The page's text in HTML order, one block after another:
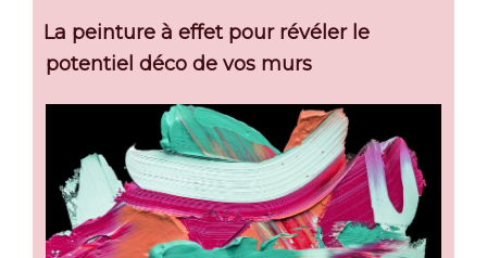
La peinture à effet pour révéler le
potentiel déco de vos murs